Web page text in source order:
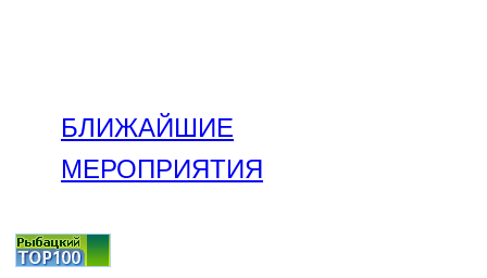
БЛИЖАЙШИЕ
МЕРОПРИЯТИЯ